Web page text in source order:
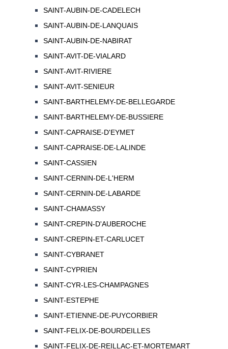
SAINT-AUBIN-DE-CADELECH
SAINT-AUBIN-DE-LANQUAIS
SAINT-AUBIN-DE-NABIRAT
SAINT-AVIT-DE-VIALARD
SAINT-AVIT-RIVIERE
SAINT-AVIT-SENIEUR
SAINT-BARTHELEMY-DE-BELLEGARDE
SAINT-BARTHELEMY-DE-BUSSIERE
SAINT-CAPRAISE-D'EYMET
SAINT-CAPRAISE-DE-LALINDE
SAINT-CASSIEN
SAINT-CERNIN-DE-L'HERM
SAINT-CERNIN-DE-LABARDE
SAINT-CHAMASSY
SAINT-CREPIN-D'AUBEROCHE
SAINT-CREPIN-ET-CARLUCET
SAINT-CYBRANET
SAINT-CYPRIEN
SAINT-CYR-LES-CHAMPAGNES
SAINT-ESTEPHE
SAINT-ETIENNE-DE-PUYCORBIER
SAINT-FELIX-DE-BOURDEILLES
SAINT-FELIX-DE-REILLAC-ET-MORTEMART